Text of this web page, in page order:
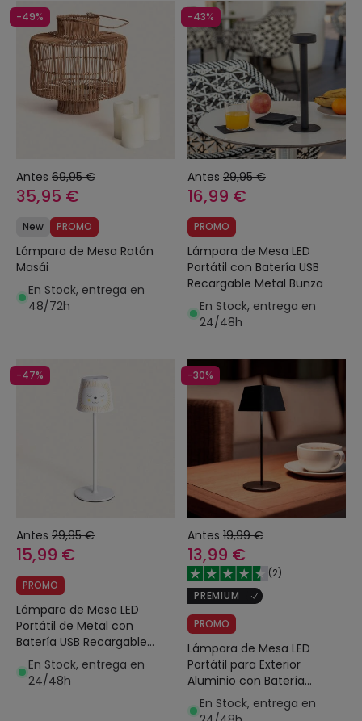
-49%
Antes 69,95 €
35,95 €
New PROMO
Lámpara de Mesa Ratán
Masái
En Stock, entrega en
48/72h
-43%
Antes 29,95 €
16,99 €
PROMO
Lámpara de Mesa LED
Portátil con Batería USB
Recargable Metal Bunza
En Stock, entrega en
24/48h
-47%
Antes 29,95 €
15,99 €
PROMO
Lámpara de Mesa LED
Portátil de Metal con
Batería USB Recargable
Anisa Kids
En Stock, entrega en
24/48h
-30%
Antes 19,99 €
13,99 €
(2)
PREMIUM
PROMO
Lámpara de Mesa LED
Portátil para Exterior
Aluminio con Batería
Recargable Willy
En Stock, entrega en